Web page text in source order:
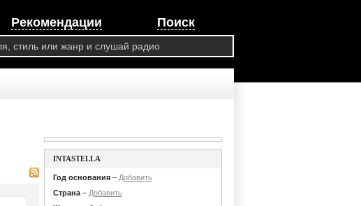
Рекомендации Поиск
INTASTELLA
Год основания– Добавить
Страна– Добавить